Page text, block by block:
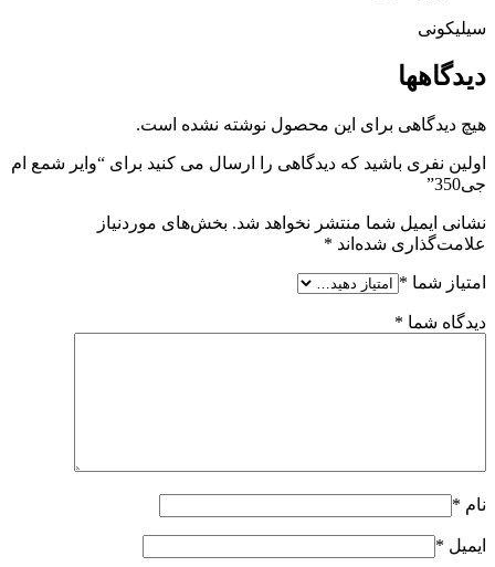
سیلیکونی
دیدگاهها
هیچ دیدگاهی برای این محصول نوشته نشده است.
اولین نفری باشید که دیدگاهی را ارسال می کنید برای “وایر شمع ام
جی350”
نشانی ایمیل شما منتشر نخواهد شد. بخش‌های موردنیاز
علامت‌گذاری شده‌اند *
امتیاز شما *
دیدگاه شما *
نام *
ایمیل *